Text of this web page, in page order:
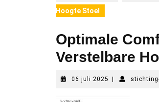
Hoogte Stoel
Optimale
Verstelbare
06 juli 2025 06